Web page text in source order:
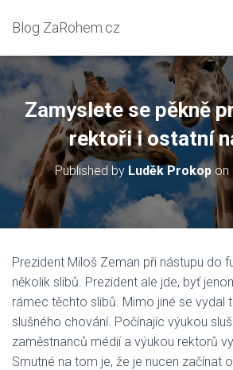
Blog ZaRohem.cz
Zamyslete se pěkně
rektoři i ostatní
Published by Luděk Prokopon
Prezident Miloš Zeman při nástupu do
několik slibů. Prezident ale jde, byť
rámec těchto slibů. Mimo jiné se vydal
slušného chování. Počínajíc výukou
zaměstnanců médií a výukou rektorů
Smutné na tom je, že je nucen začínat